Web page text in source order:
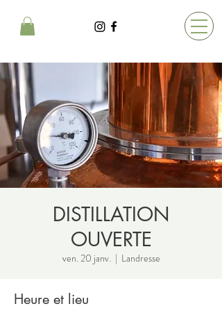
DISTILLATION
OUVERTE
ven. 20 janv.
  |
Landresse
Heure et lieu